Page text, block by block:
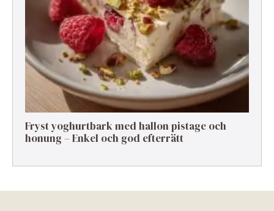
Fryst yoghurtbark med hallon pistage och
honung – Enkel och god efterrätt